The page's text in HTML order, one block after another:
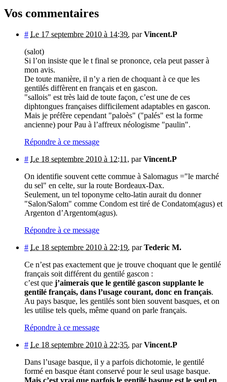
Vos commentaires
# Le 17 septembre 2010 à 14:39, parVincent.P
(salot)
Si l’on insiste que le t final se prononce, cela peut passer à
mon avis.
De toute manière, il n’y a rien de choquant à ce que les
gentilés diffèrent en français et en gascon.
"sallois" est très laid de toute façon, c’est une de ces
diphtongues françaises difficilement adaptables en gascon.
Mais je préfère cependant "paloès" ("palés" est la forme
ancienne) pour Pau à l’affreux néologisme "paulin".
Répondre à ce message
# Le 18 septembre 2010 à 12:11, parVincent.P
On identifie souvent cette commue à Salomagus ="le marché
du sel" en celte, sur la route Bordeaux-Dax.
Seulement, un tel toponyme celto-latin aurait du donner
"Salon/Salom" comme Condom est tiré de Condatom(agus) et
Argenton d’Argentom(agus).
Répondre à ce message
# Le 18 septembre 2010 à 22:19, parTederic M.
Ce n’est pas exactement que je trouve choquant que le gentilé
français soit différent du gentilé gascon :
c’est que j’aimerais que le gentilé gascon supplante le
gentilé français, dans l’usage courant, donc en français.
Au pays basque, les gentilés sont bien souvent basques, et on
les utilise tels quels, même quand on parle français.
Répondre à ce message
# Le 18 septembre 2010 à 22:35, parVincent.P
Dans l’usage basque, il y a parfois dichotomie, le gentilé
formé en basque étant conservé pour le seul usage basque.